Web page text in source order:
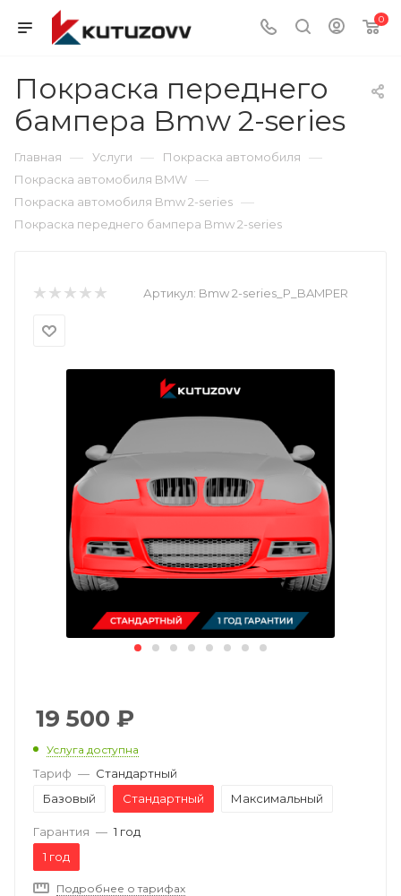
0
Покраска переднего
бампера Bmw 2-series
Главная — Услуги — Покраска автомобиля —
Покраска автомобиля BMW —
Покраска автомобиля Bmw 2-series —
Покраска переднего бампера Bmw 2-series
Артикул: Bmw 2-series_P_BAMPER
19 500 ₽
Услуга доступна
Тариф — Стандартный
Базовый
Стандартный Максимальный
Гарантия — 1 год
1 год
Подробнее о тарифах